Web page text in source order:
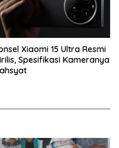
Xiaomi 15 Ultra Resmi
Spesifikasi Kameranya